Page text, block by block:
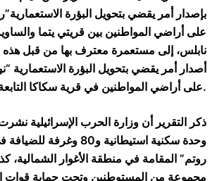
بإصدار أمر يقضي بتحويل البؤرة
على أراضي المواطنين بين قريتي يتما
نابلس، إلى مستعمرة معترف بها من قبل
أصدار أمر يقضي بتحويل البؤرة الاستعمارية
على أراضي المواطنين في قرية سكاكا التابعة لمحافظة سلفيت.
وحدة سكنية استيطانية و80
روتم” المقامة في منطقة الأغوار
مجموعة من المستوطنين وتحت حماية قوات